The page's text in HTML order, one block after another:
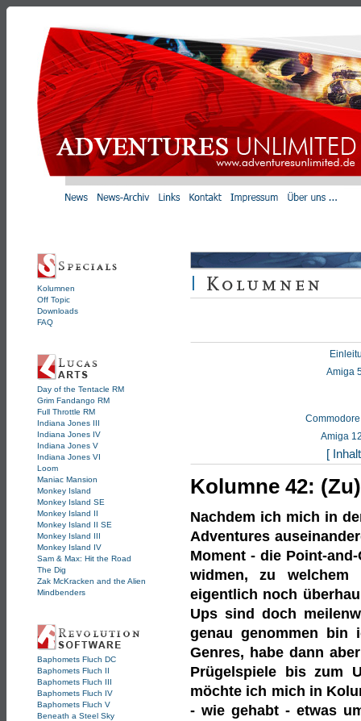
Kolumnen
Off Topic
Downloads
FAQ
Day of the Tentacle RM
Grim Fandango RM
Full Throttle RM
Indiana Jones III
Indiana Jones IV
Indiana Jones V
Indiana Jones VI
Loom
Maniac Mansion
Monkey Island
Monkey Island SE
Monkey Island II
Monkey Island II SE
Monkey Island III
Monkey Island IV
Sam & Max: Hit the Road
The Dig
Zak McKracken and the Alien
Mindbenders
Baphomets Fluch DC
Baphomets Fluch II
Baphomets Fluch III
Baphomets Fluch IV
Baphomets Fluch V
Beneath a Steel Sky
Amiga
Amiga
[
Kolumne 42:
Nachdem ich mich in
Adventures
Moment - die Point-
widmen, zu welchem
eigentlich noch
Ups sind doch
genau genommen bin
Genres, habe dann
Prügelspiele bis zum
möchte ich mich in
- wie gehabt - etwas